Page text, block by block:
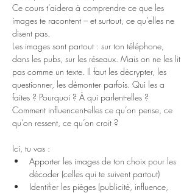
Ce cours t’aidera à comprendre ce que les
images te racontent – et surtout, ce qu’elles ne
disent pas.
Les images sont partout : sur ton téléphone,
dans les pubs, sur les réseaux. Mais on ne les lit
pas comme un texte. Il faut les décrypter, les
questionner, les démonter parfois. Qui les a
faites ? Pourquoi ? À qui parlent-elles ?
Comment influencent-elles ce qu’on pense, ce
qu’on ressent, ce qu’on croit ?
Ici, tu vas :
Apporter les images de ton choix pour les
décoder (celles qui te suivent partout)
Identifier les pièges (publicité, influence,